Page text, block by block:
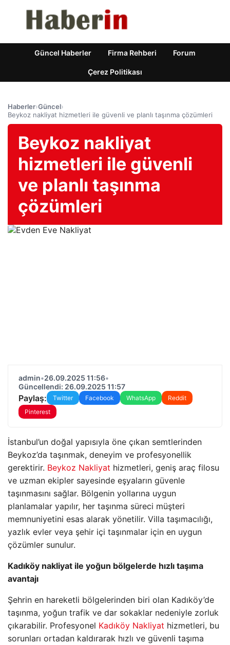
Güncel Haberler Firma Rehberi Forum
Çerez Politikası
Haberler›Güncel›
Beykoz nakliyat hizmetleri ile güvenli ve planlı taşınma çözümleri
Beykoz nakliyat
hizmetleri ile güvenli
ve planlı taşınma
çözümleri
admin•26.09.2025 11:56•
Güncellendi: 26.09.2025 11:57
Paylaş: Twitter Facebook WhatsApp
Reddit
Pinterest
İstanbul’un doğal yapısıyla öne çıkan semtlerinden
Beykoz’da taşınmak, deneyim ve profesyonellik
gerektirir. Beykoz Nakliyat hizmetleri, geniş araç filosu
ve uzman ekipler sayesinde eşyaların güvenle
taşınmasını sağlar. Bölgenin yollarına uygun
planlamalar yapılır, her taşınma süreci müşteri
memnuniyetini esas alarak yönetilir. Villa taşımacılığı,
yazlık evler veya şehir içi taşınmalar için en uygun
çözümler sunulur.
Kadıköy nakliyat ile yoğun bölgelerde hızlı taşıma
avantajı
Şehrin en hareketli bölgelerinden biri olan Kadıköy’de
taşınma, yoğun trafik ve dar sokaklar nedeniyle zorluk
çıkarabilir. Profesyonel Kadıköy Nakliyat hizmetleri, bu
sorunları ortadan kaldırarak hızlı ve güvenli taşıma